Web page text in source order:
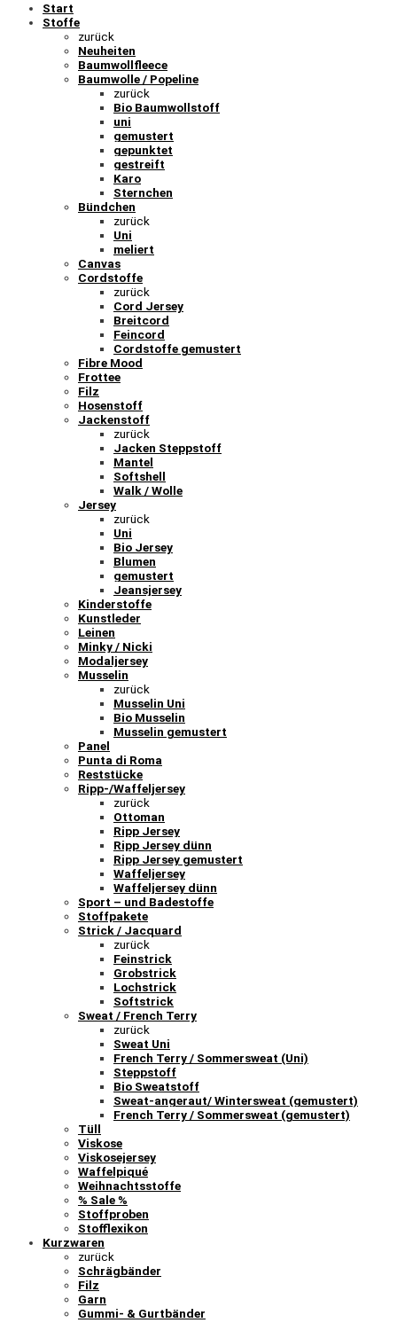
Start
Stoffe
zurück
Neuheiten
Baumwollfleece
Baumwolle / Popeline
zurück
Bio Baumwollstoff
uni
gemustert
gepunktet
gestreift
Karo
Sternchen
Bündchen
zurück
Uni
meliert
Canvas
Cordstoffe
zurück
Cord Jersey
Breitcord
Feincord
Cordstoffe gemustert
Fibre Mood
Frottee
Filz
Hosenstoff
Jackenstoff
zurück
Jacken Steppstoff
Mantel
Softshell
Walk / Wolle
Jersey
zurück
Uni
Bio Jersey
Blumen
gemustert
Jeansjersey
Kinderstoffe
Kunstleder
Leinen
Minky / Nicki
Modaljersey
Musselin
zurück
Musselin Uni
Bio Musselin
Musselin gemustert
Panel
Punta di Roma
Reststücke
Ripp-/Waffeljersey
zurück
Ottoman
Ripp Jersey
Ripp Jersey dünn
Ripp Jersey gemustert
Waffeljersey
Waffeljersey dünn
Sport – und Badestoffe
Stoffpakete
Strick / Jacquard
zurück
Feinstrick
Grobstrick
Lochstrick
Softstrick
Sweat / French Terry
zurück
Sweat Uni
French Terry / Sommersweat (Uni)
Steppstoff
Bio Sweatstoff
Sweat-angeraut/ Wintersweat (gemustert)
French Terry / Sommersweat (gemustert)
Tüll
Viskose
Viskosejersey
Waffelpiqué
Weihnachtsstoffe
% Sale %
Stoffproben
Stofflexikon
Kurzwaren
zurück
Schrägbänder
Filz
Garn
Gummi- & Gurtbänder